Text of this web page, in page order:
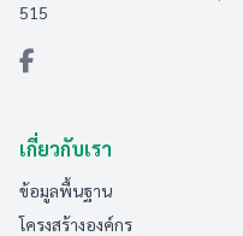
515
เกี่ยวกับเรา
ข้อมูลพื้นฐาน
โครงสร้างองค์กร